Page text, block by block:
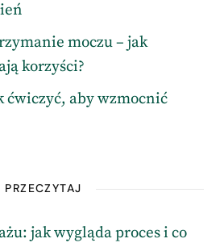
moczu – jak
korzyści?
ćwiczyć, aby wzmocnić
PRZECZYTAJ
jak wygląda proces i co